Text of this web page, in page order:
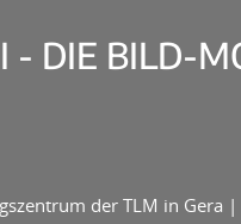
- DIE BILD-
der TLM in Gera